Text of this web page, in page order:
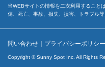
当WEBサイトの情報を二次利用すること
傷、死亡、事故、損失、損害、トラブル
問い合わせ ｜ プライバシーポリシー
Copyright © Sunny Spot Inc. All Rights